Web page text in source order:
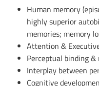
Human memory
highly superior
memories; memory
Attention &
Perceptual binding
Interplay between
Cognitive